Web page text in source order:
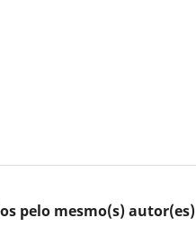
pelo mesmo(s) autor(es)